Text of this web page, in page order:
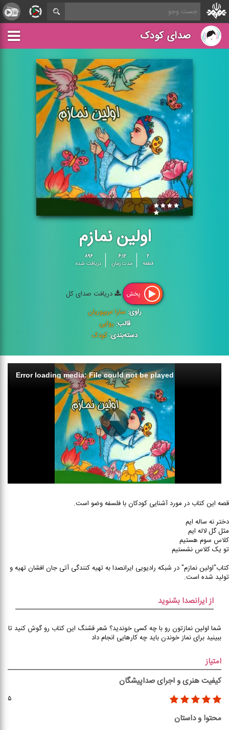
صدای کودک
اولین نمازم
۲
قطعه
۶:۱۲
مدت زمان
۸۹۶
دریافت شده
پخش
دریافت صدای کل
راوی: سارا عربپوریان
قالب: روایی
دسته‌بندی: کودک
Error loading media: File could not be played
قصه این کتاب در مورد آشنایی کودکان با فلسفه وضو است.
دختر نه ساله ایم
مثل گل لاله ایم
کلاس سوم هستیم
تو یک کلاس نشستیم
کتاب"اولین نمازم" در شبکه رادیویی ایرانصدا به تهیه کنندگی آتی جان افشان تهیه و
تولید شده است.
از ایرانصدا بشنوید
شما اولین نمازتون رو با چه کسی خوندید؟ شعر قشنگ این کتاب رو گوش کنید تا
ببینید برای نماز خوندن باید چه کارهایی انجام داد
امتیاز
کیفیت هنری و اجرای صداپیشگان
۵
محتوا و داستان